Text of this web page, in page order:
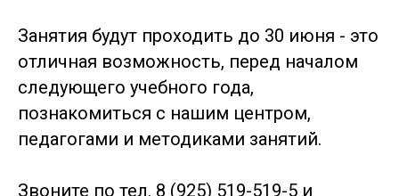
Занятия будут проходить до 30 июня - это
отличная возможность, перед началом
следующего учебного года,
познакомиться с нашим центром,
педагогами и методиками занятий.
Звоните по тел. 8 (925) 519-519-5 и